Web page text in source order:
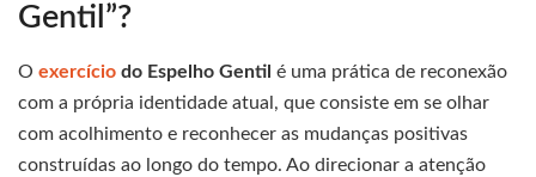
Gentil”?
O exercício do Espelho Gentil é uma prática de reconexão
com a própria identidade atual, que consiste em se olhar
com acolhimento e reconhecer as mudanças positivas
construídas ao longo do tempo. Ao direcionar a atenção